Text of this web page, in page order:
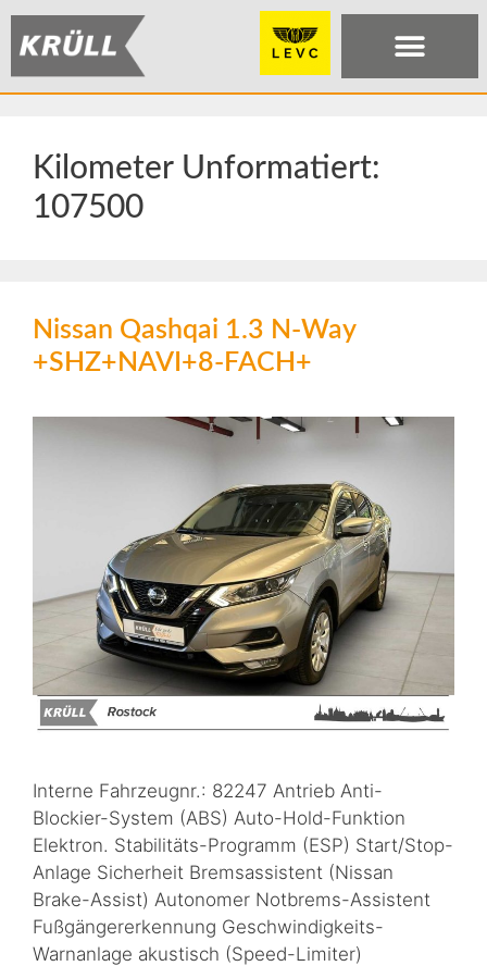
Kilometer Unformatiert:
107500
Nissan Qashqai 1.3 N-Way
+SHZ+NAVI+8-FACH+
Interne Fahrzeugnr.: 82247 Antrieb Anti-
Blockier-System (ABS) Auto-Hold-Funktion
Elektron. Stabilitäts-Programm (ESP) Start/Stop-
Anlage Sicherheit Bremsassistent (Nissan
Brake-Assist) Autonomer Notbrems-Assistent
Fußgängererkennung Geschwindigkeits-
Warnanlage akustisch (Speed-Limiter)